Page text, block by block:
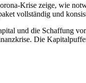
Krise zeige, wie
vollständig und
und die Schaffung
Die